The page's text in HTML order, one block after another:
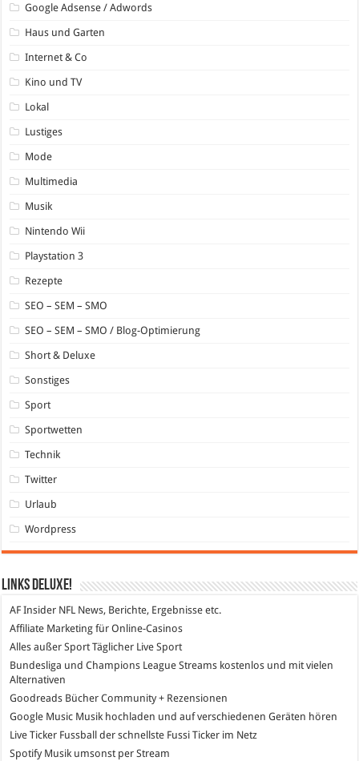
Google Adsense / Adwords
Haus und Garten
Internet & Co
Kino und TV
Lokal
Lustiges
Mode
Multimedia
Musik
Nintendo Wii
Playstation 3
Rezepte
SEO – SEM – SMO
SEO – SEM – SMO / Blog-Optimierung
Short & Deluxe
Sonstiges
Sport
Sportwetten
Technik
Twitter
Urlaub
Wordpress
Links DeLuXe!
AF Insider NFL News, Berichte, Ergebnisse etc.
Affiliate Marketing für Online-Casinos
Alles außer SportTäglicher Live Sport
Bundesliga und Champions League Streams kostenlos und mit vielen
Alternativen
Goodreads Bücher Community + Rezensionen
Google Music Musik hochladen und auf verschiedenen Geräten hören
Live Ticker Fussball
der schnellste Fussi Ticker im Netz
SpotifyMusik umsonst per Stream